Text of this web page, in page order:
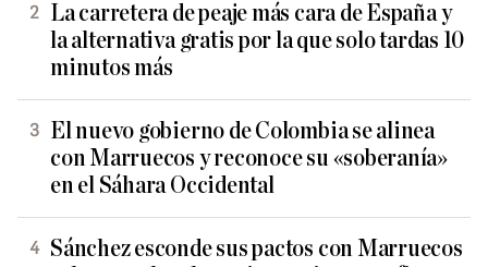
La carretera de peaje más cara de España y
la alternativa gratis por la que solo tardas 10
minutos más
El nuevo gobierno de Colombia se alinea
con Marruecos y reconoce su «soberanía»
en el Sáhara Occidental
Sánchez esconde sus pactos con Marruecos